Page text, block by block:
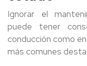
Ignorar el
puede tener
conducción como
más comunes